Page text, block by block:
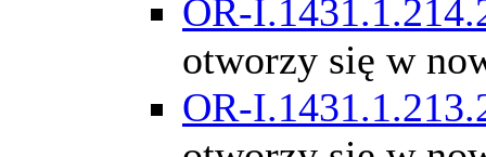
OR-
otworzy się w
OR-